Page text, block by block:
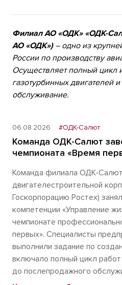
Филиал АО «ОДК» «ОДК-
АО «ОДК»)– одно из
России по производству
Осуществляет полный цикл
газотурбинных двигателей
обслуживание.
06.08.2026 #ОДК-Салют
Команда ОДК-Салют
чемпионата «Время
Команда филиала ОДК-
двигателестроительной
Госкорпорацию Ростех)
компетенции «Управление
чемпионате
первых». Специалисты
выполнили задание по
включало полный цикл
до послепродажного